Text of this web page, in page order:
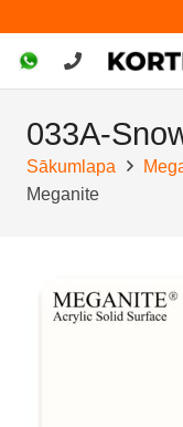
033A-
Sākumlapa
Meganite